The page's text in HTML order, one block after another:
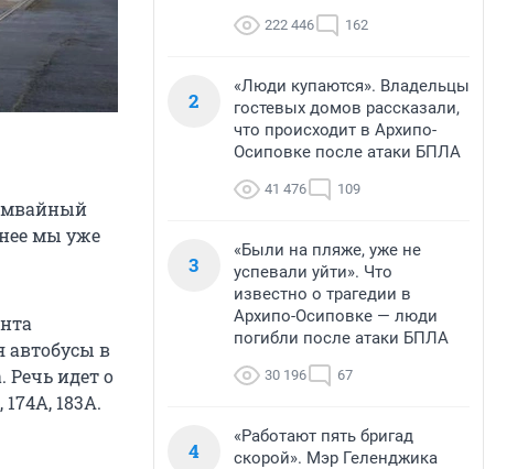
мы уже
автобусы в
Речь идет о
174А, 183А.
222 446 162
2
«Люди купаются». Владельцы
гостевых домов рассказали,
что происходит в Архипо-
Осиповке после атаки БПЛА
41 476 109
3
«Были на пляже, уже не
успевали уйти». Что
известно о трагедии в
Архипо-Осиповке — люди
погибли после атаки БПЛА
30 196 67
4
«Работают пять бригад
скорой». Мэр Геленджика